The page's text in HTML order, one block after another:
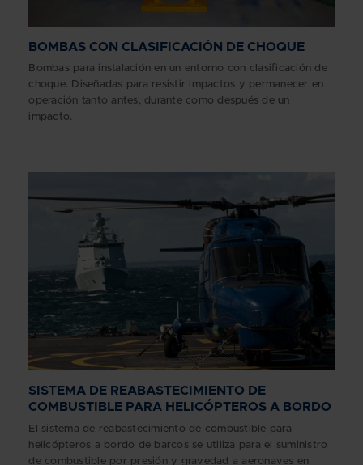
BOMBAS CON CLASIFICACIÓN DE CHOQUE
Bombas para instalación en un entorno con clasificación de
choque. Diseñadas para resistir impactos y permanecer en
operación tanto antes, durante como después de un
impacto.
SISTEMA DE REABASTECIMIENTO DE
COMBUSTIBLE PARA HELICÓPTEROS A BORDO
El sistema de reabastecimiento de combustible para
helicópteros a bordo de barcos se utiliza para el suministro
de combustible por presión y gravedad a aeronaves en